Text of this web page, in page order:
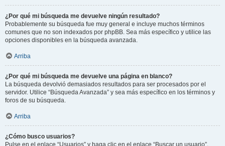
¿Por qué mi búsqueda me devuelve ningún resultado?
Probablemente su búsqueda fue muy general e incluye muchos términos
comunes que no son indexados por phpBB. Sea más específico y utilice las
opciones disponibles en la búsqueda avanzada.
Arriba
¿Por qué mi búsqueda me devuelve una página en blanco?
La búsqueda devolvió demasiados resultados para ser procesados por el
servidor. Utilice “Búsqueda Avanzada” y sea más específico en los términos y
foros de su búsqueda.
Arriba
¿Cómo busco usuarios?
Pulse en el enlace “Usuarios” y haga clic en el enlace “Buscar un usuario”.